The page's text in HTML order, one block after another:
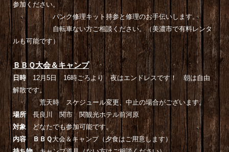
参加ください。
パンク修理キット持参と修理のお手伝いします。
自転車ない方ご相談ください。（美濃市で有料レンタ
ルも可能です）
ＢＢＱ大会＆キャンプ
日時12月5日 16時ごろより 夜はエンドレスです！ 朝は自由
解散です。
荒天時 スケジュール変更、中止の場合がございます。
場所
長良川 関市 関観光ホテル前河原
対象どなたでも参加可能です。
内容 ＢＢＱ大会＆キャンプ（夕食はご用意します）